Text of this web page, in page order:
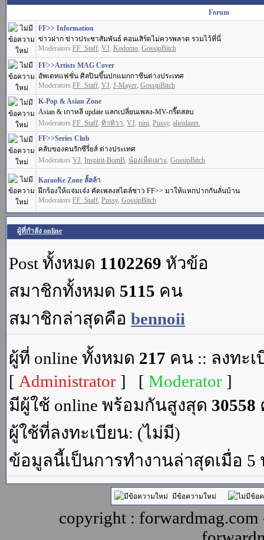
Forum
FF>> Information
ข่าวฝาก ข่าวประชาสัมพันธ์ คอนเสิร์ตไม่ควรพลาด รวมไว้ที่นี่
Moderators FF_Staff, VJ, Kodomo, GossipBitch
FF>>Artists MAG Cover
อัพเดทแฟชั่น ศิลปินขึ้นปกแมกกาซีนต่างประเทศ
Moderators FF_Staff, VJ, J-Mayer, GossipBitch
K-Pop & Asian Zone
Asian & เกาหลี update แลกเปลี่ยนเพลง-MV-กรี๊ดสลบ
Moderators FF_Staff, ทิวทิวา, VJ, nini, Pussy, alienlazer.
FF>>Series Club
คลับของคนรักซีรี่ยส์ ต่างประเทศ
Moderators VJ, Inspirit-BomB, น้องเห็ดเผาะ, GossipBitch
KaraoKe Zone ลั้ลล้า
ฝึกร้องให้แจ่มเจ๋ง คัดเพลงสไตล์ชาว FF>> มาให้แหกปากกันลั่นบ้าน
Moderators FF_Staff, Pussy, GossipBitch
ผู้ที่กำลัง online
Post ทั้งหมด 1102269 หัวข้อ
สมาชิกทั้งหมด 5115 คน
สมาชิกล่าสุดคือ bennoii
ผู้ที่ online ทั้งหมด 217 คน :: ลงทะ
[ Administrator ] [ Moderator ]
มีผู้ใช้ online พร้อมกันสูงสุด 30558
ผู้ใช้ที่ลงทะเบียน: (ไม่มี)
ข้อมูลนี้เป็นการทำงานล่าสุดเมื่อ 5
มีข้อความใหม่
copyright :